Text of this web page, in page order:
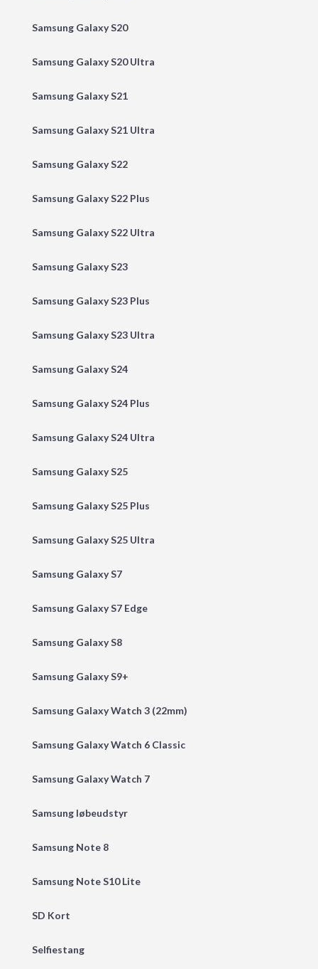
Samsung Galaxy S20
Samsung Galaxy S20 Ultra
Samsung Galaxy S21
Samsung Galaxy S21 Ultra
Samsung Galaxy S22
Samsung Galaxy S22 Plus
Samsung Galaxy S22 Ultra
Samsung Galaxy S23
Samsung Galaxy S23 Plus
Samsung Galaxy S23 Ultra
Samsung Galaxy S24
Samsung Galaxy S24 Plus
Samsung Galaxy S24 Ultra
Samsung Galaxy S25
Samsung Galaxy S25 Plus
Samsung Galaxy S25 Ultra
Samsung Galaxy S7
Samsung Galaxy S7 Edge
Samsung Galaxy S8
Samsung Galaxy S9+
Samsung Galaxy Watch 3 (22mm)
Samsung Galaxy Watch 6 Classic
Samsung Galaxy Watch 7
Samsung løbeudstyr
Samsung Note 8
Samsung Note S10 Lite
SD Kort
Selfiestang